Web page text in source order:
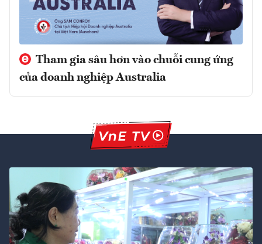
Tham gia sâu hơn vào chuỗi cung ứng
của doanh nghiệp Australia